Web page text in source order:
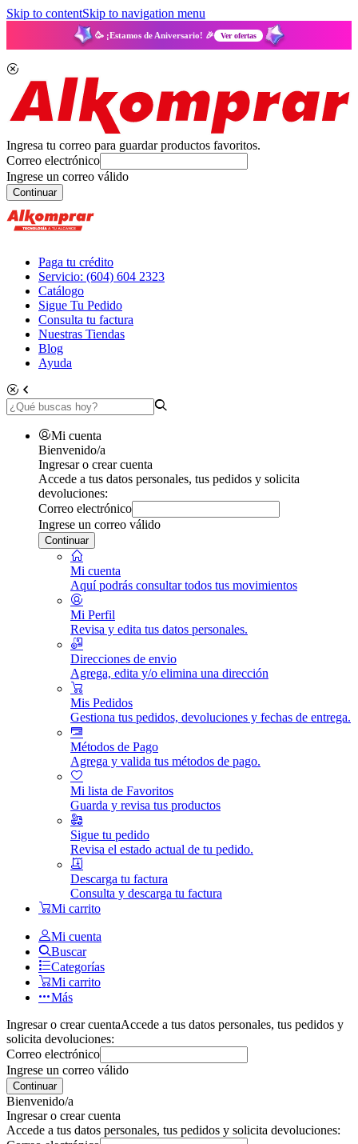
Skip to contentSkip to navigation menu
🥳 ¡Estamos de Aniversario! 🎉 Ver ofertas
Ingresa tu correo para guardar productos favoritos.
Correo electrónico
Ingrese un correo válido
Continuar
Paga tu crédito
Servicio: (604) 604 2323
Catálogo
Sigue Tu Pedido
Consulta tu factura
Nuestras Tiendas
Blog
Ayuda
Mi cuenta
Bienvenido/a
Ingresar o crear cuenta
Accede a tus datos personales, tus pedidos y solicita
devoluciones:
Correo electrónico
Ingrese un correo válido
Continuar
Mi cuenta
Aquí podrás consultar todos tus movimientos
Mi Perfil
Revisa y edita tus datos personales.
Direcciones de envio
Agrega, edita y/o elimina una dirección
Mis Pedidos
Gestiona tus pedidos, devoluciones y fechas de entrega.
Métodos de Pago
Agrega y valida tus métodos de pago.
Mi lista de Favoritos
Guarda y revisa tus productos
Sigue tu pedido
Revisa el estado actual de tu pedido.
Descarga tu factura
Consulta y descarga tu factura
Mi carrito
Mi cuenta
Buscar
Categorías
Mi carrito
Más
Ingresar o crear cuentaAccede a tus datos personales, tus pedidos y
solicita devoluciones:
Correo electrónico
Ingrese un correo válido
Continuar
Bienvenido/a
Ingresar o crear cuenta
Accede a tus datos personales, tus pedidos y solicita devoluciones: